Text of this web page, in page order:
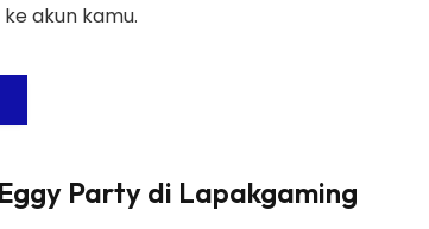
akun kamu.
Party di Lapakgaming